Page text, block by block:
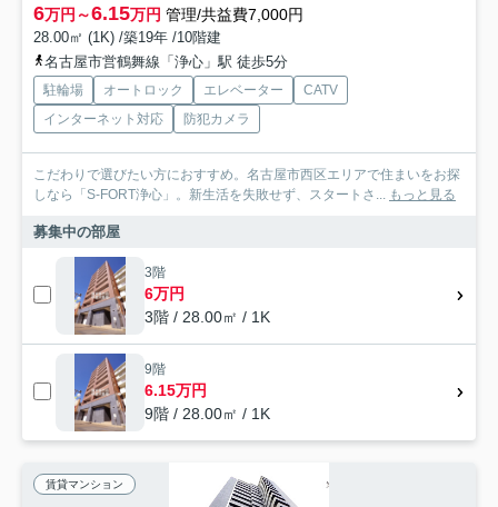
6万円～6.15万円 管理/共益費7,000円
28.00㎡ (1K) /築19年 /10階建
名古屋市営鶴舞線「浄心」駅 徒歩5分
駐輪場 オートロック エレベーター
CATV
インターネット対応
防犯カメラ
こだわりで選びたい方におすすめ。名古屋市西区エリアで住まいをお探
しなら「S-FORT浄心」。新生活を失敗せず、スタートさ...
もっと見る
募集中の部屋
3階
6万円
3階 / 28.00㎡ / 1K
9階
6.15万円
9階 / 28.00㎡ / 1K
賃貸マンション